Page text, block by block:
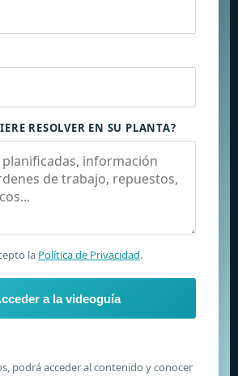
RESOLVER EN SU PLANTA?
la Política de Privacidad.
a la videoguía
podrá acceder al contenido y conocer